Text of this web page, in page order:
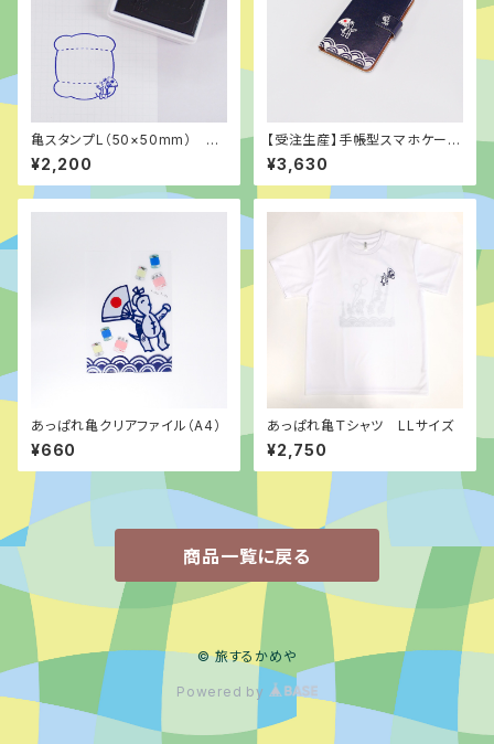
亀スタンプL（50×50mm） ①
糸巻と亀
¥2,200
【受注生産】手帳型スマホケース
（Android用）
¥3,630
あっぱれ亀クリアファイル（A4）
¥660
あっぱれ亀Ｔシャツ LLサイズ
¥2,750
商品一覧に戻る
© 旅するかめや
Powered by